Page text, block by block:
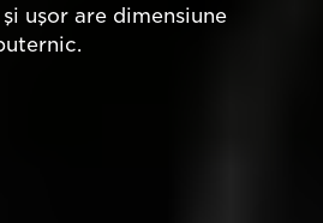
uşor are dimensiune